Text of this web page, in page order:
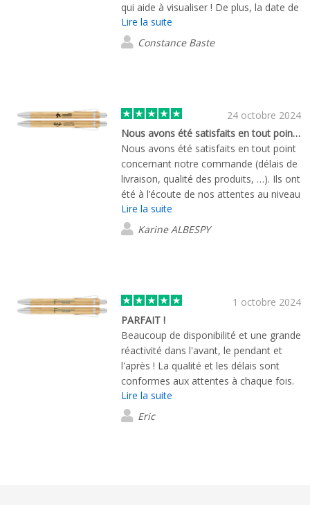
qui aide à visualiser ! De plus, la date de
livraison a bien été respectés et tout
était protégé à l'intérieur des cartons.
Lire la suite
Constance Baste
24 octobre 2024
Nous avons été satisfaits en tout point…
Nous avons été satisfaits en tout point
concernant notre commande (délais de
livraison, qualité des produits, …). Ils ont
été à l’écoute de nos attentes au niveau
du marquage et ont su nous conseiller.
Lire la suite
Karine ALBESPY
1 octobre 2024
PARFAIT !
Beaucoup de disponibilité et une grande
réactivité dans l'avant, le pendant et
l'après ! La qualité et les délais sont
conformes aux attentes à chaque fois.
Lire la suite
Eric